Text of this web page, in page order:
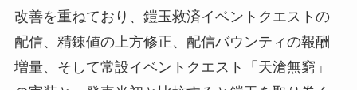
改善を重ねており、鎧玉救済イベントクエストの
配信、精錬値の上方修正、配信バウンティの報酬
増量、そして常設イベントクエスト「天滄無窮」